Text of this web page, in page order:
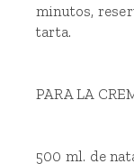
minutos,
tarta.
PARA LA
500 ml. de